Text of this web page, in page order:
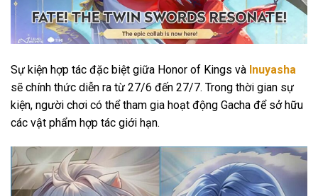
Sự kiện hợp tác đặc biệt giữa Honor of Kings và Inuyasha
sẽ chính thức diễn ra từ 27/6 đến 27/7. Trong thời gian sự
kiện, người chơi có thể tham gia hoạt động Gacha để sở hữu
các vật phẩm hợp tác giới hạn.